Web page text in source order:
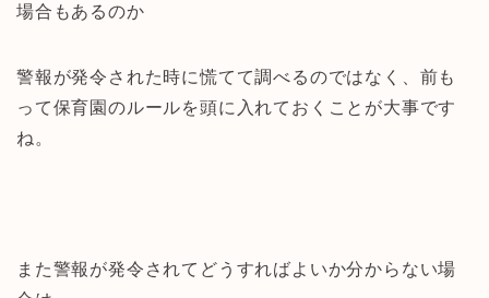
場合もあるのか
警報が発令された時に慌てて調べるのではなく、前も
って保育園のルールを頭に入れておくことが大事です
ね。
また警報が発令されてどうすればよいか分からない場